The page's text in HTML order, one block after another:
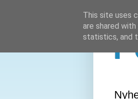
This site uses
are shared
statistics, and